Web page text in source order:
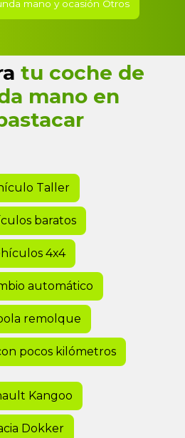
mano y ocasión Otros
tu coche de
mano en
Taller
baratos
4x4
automático
remolque
pocos kilómetros
Kangoo
Dokker